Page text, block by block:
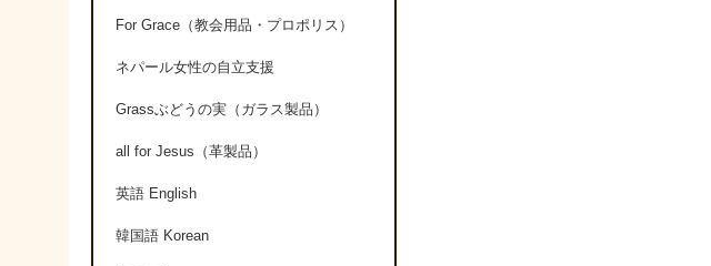
For Grace（教会用品・プロポリス）
ネパール女性の自立支援
Grassぶどうの実（ガラス製品）
all for Jesus（革製品）
英語 English
韓国語 Korean